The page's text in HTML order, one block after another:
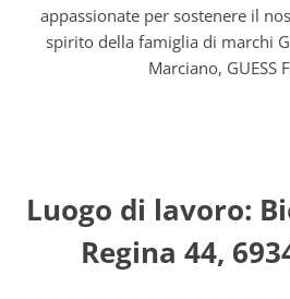
appassionate per sostenere il
spirito della famiglia di marchi
Marciano, GUESS
Luogo di lavoro:
Regina 44,